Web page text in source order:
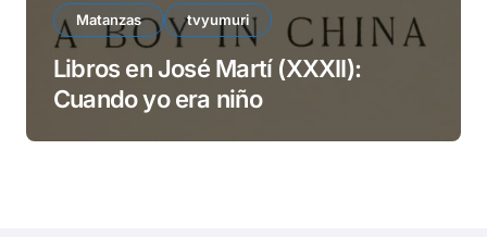
Matanzas tvyumuri
Libros en José Martí (XXXII):
Cuando yo era niño